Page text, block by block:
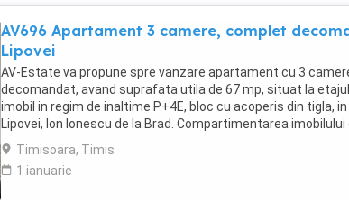
AV696 Apartament 3 camere, complet
Lipovei
AV-Estate va propune spre vanzare apartament cu 3
decomandat, avand suprafata utila de 67 mp, situat la
imobil in regim de inaltime P+4E, bloc cu acoperis din tigla,
Lipovei, Ion Ionescu de la Brad. Compartimentarea
urmatoarea: - hol acces; - bucatarie ...
Timisoara, Timis
1 ianuarie